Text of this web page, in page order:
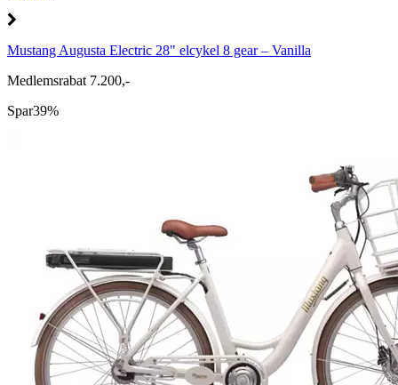
Mustang Augusta Electric 28" elcykel 8 gear – Vanilla
Medlemsrabat 7.200,-
Spar39%